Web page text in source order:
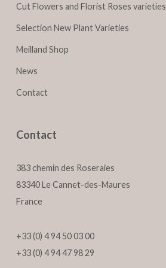
Cut Flowers and Florist Roses varieties
Selection New Plant Varieties
Meilland Shop
News
Contact
Contact
383 chemin des Roseraies
83340 Le Cannet-des-Maures
France
+33 (0) 4 94 50 03 00
+33 (0) 4 94 47 98 29